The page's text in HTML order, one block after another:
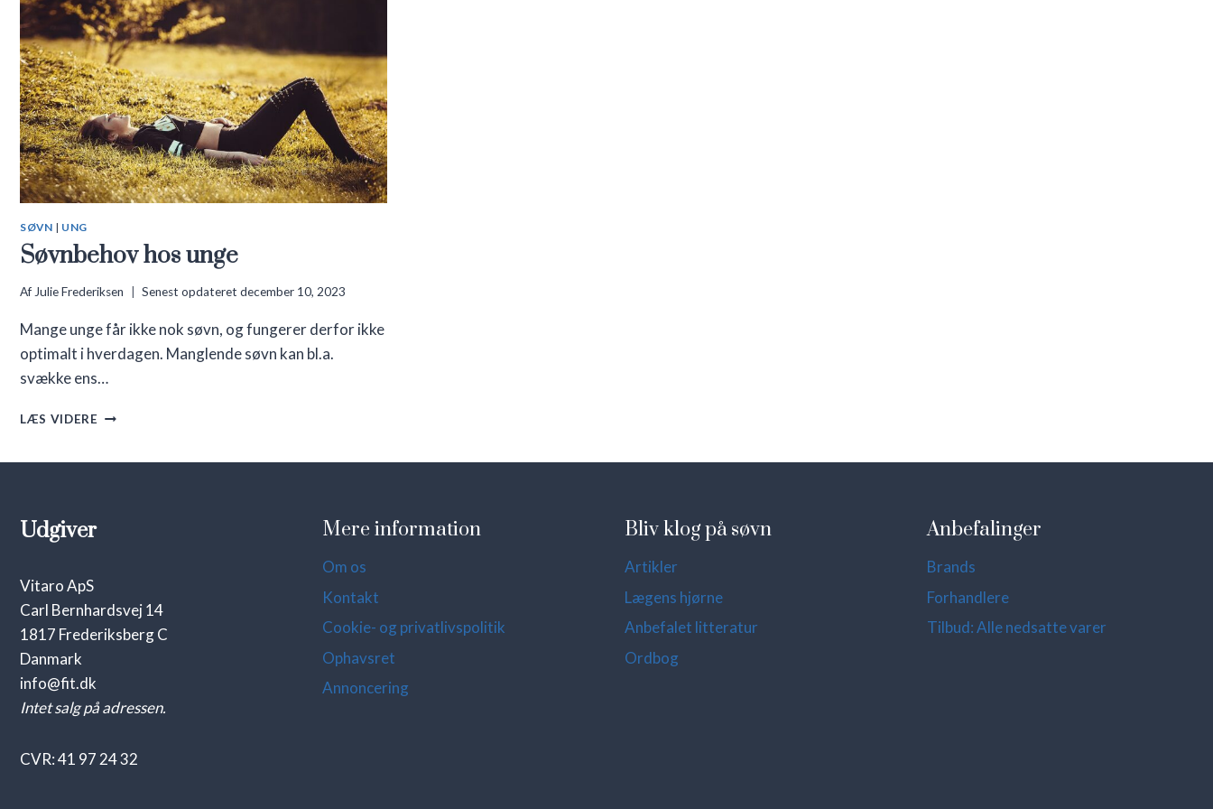
SØVN | UNG
Søvnbehov hos unge
AfJulie Frederiksen Senest opdateret december 10, 2023
Mange unge får ikke nok søvn, og fungerer derfor ikke
optimalt i hverdagen. Manglende søvn kan bl.a.
svække ens…
LÆS VIDERE SØVNBEHOV
Udgiver
Vitaro ApS
Carl Bernhardsvej 14
1817 Frederiksberg C
Danmark
info@fit.dk
Intet salg på adressen.
CVR: 41 97 24 32
Mere information
Om os
Kontakt
Cookie- og privatlivspolitik
Ophavsret
Annoncering
Bliv klog på søvn
Artikler
Lægens hjørne
Anbefalet litteratur
Ordbog
Anbefalinger
Brands
Forhandlere
Tilbud: Alle nedsatte varer